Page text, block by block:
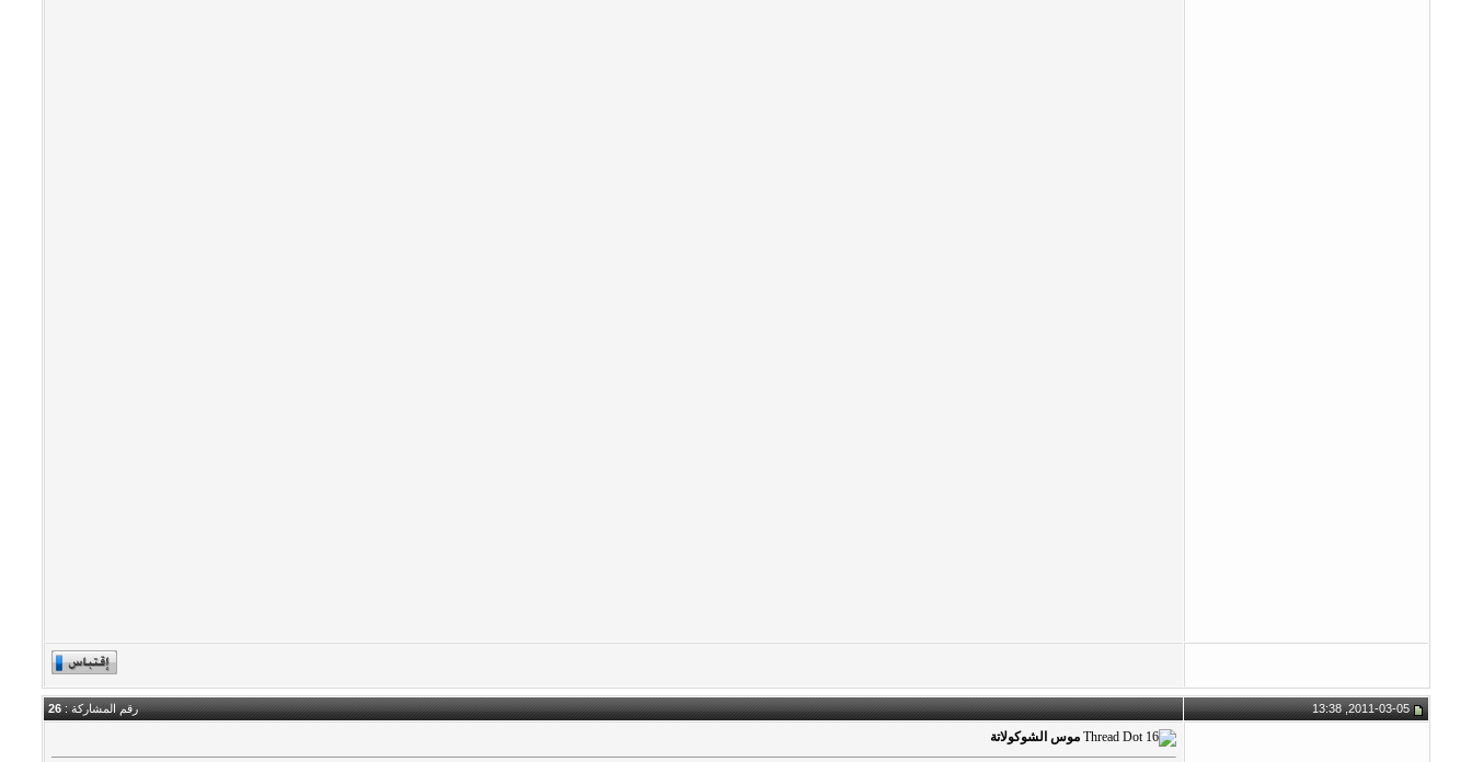
2011-03-05, 13:38 رقم المشاركة :26
موس الشوكولاتة